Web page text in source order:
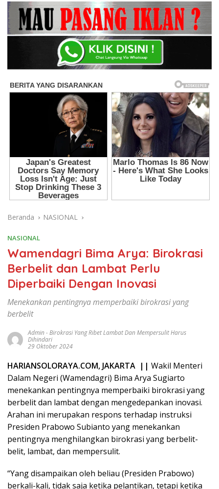
Beranda NASIONAL
NASIONAL
Wamendagri Bima Arya: Birokrasi
Berbelit dan Lambat Perlu
Diperbaiki Dengan Inovasi
Menekankan pentingnya memperbaiki birokrasi yang
berbelit
Admin-Birokrasi Yang Ribet Lambat Dan Mempersulit Harus
Dihindari
29 Oktober 2024
HARIANSOLORAYA.COM, JAKARTA || Wakil Menteri
Dalam Negeri (Wamendagri) Bima Arya Sugiarto
menekankan pentingnya memperbaiki birokrasi yang
berbelit dan lambat dengan mengedepankan inovasi.
Arahan ini merupakan respons terhadap instruksi
Presiden Prabowo Subianto yang menekankan
pentingnya menghilangkan birokrasi yang berbelit-
belit, lambat, dan mempersulit.
“Yang disampaikan oleh beliau (Presiden Prabowo)
berkali-kali, tidak saja ketika pelantikan, tetapi ketika